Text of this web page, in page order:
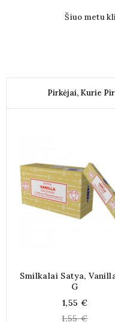
Šiuo metu
Pirkėjai, Kurie
Smilkalai Satya,
G
Kaina
1,55 €
1,55 €